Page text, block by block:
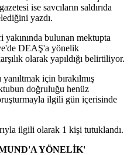
ise savcıların saldırıda
yazdı.
bulunan mektupta
DEAŞ'a yönelik
olarak yapıldığı belirtiliyor.
için bırakılmış
doğruluğu henüz
ilgili gün içerisinde
ilgili olarak 1 kişi tutuklandı.
YÖNELİK'